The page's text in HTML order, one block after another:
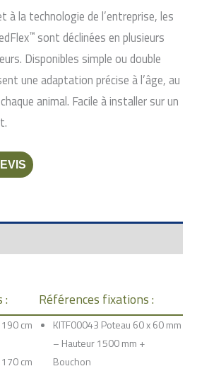
à la technologie de l’entreprise, les
™ sont déclinées en plusieurs
Disponibles simple ou double
une adaptation précise à l’âge, au
animal. Facile à installer sur un
:
cm
cm
Références fixations :
KITF00043 Poteau 60 x 60 mm
– Hauteur 1500 mm +
Bouchon